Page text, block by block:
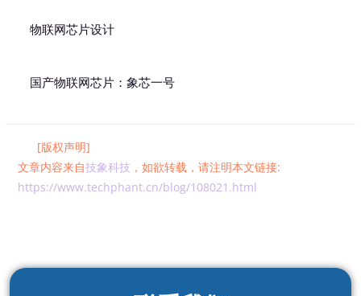
物联网芯片设计
国产物联网芯片：象芯一号
[版权声明]
文章内容来自技象科技 ，如欲转载，请注明本文链接:
https://www.techphant.cn/blog/108021.html